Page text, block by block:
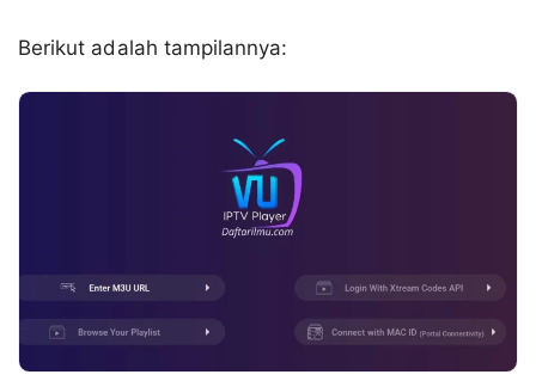
Berikut adalah tampilannya: